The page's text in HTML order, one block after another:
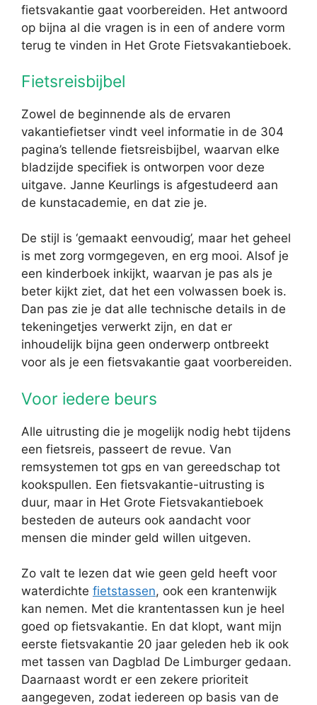
fietsvakantie gaat voorbereiden. Het antwoord
op bijna al die vragen is in een of andere vorm
terug te vinden in Het Grote Fietsvakantieboek.
Fietsreisbijbel
Zowel de beginnende als de ervaren
vakantiefietser vindt veel informatie in de 304
pagina’s tellende fietsreisbijbel, waarvan elke
bladzijde specifiek is ontworpen voor deze
uitgave. Janne Keurlings is afgestudeerd aan
de kunstacademie, en dat zie je.
De stijl is ‘gemaakt eenvoudig’, maar het geheel
is met zorg vormgegeven, en erg mooi. Alsof je
een kinderboek inkijkt, waarvan je pas als je
beter kijkt ziet, dat het een volwassen boek is.
Dan pas zie je dat alle technische details in de
tekeningetjes verwerkt zijn, en dat er
inhoudelijk bijna geen onderwerp ontbreekt
voor als je een fietsvakantie gaat voorbereiden.
Voor iedere beurs
Alle uitrusting die je mogelijk nodig hebt tijdens
een fietsreis, passeert de revue. Van
remsystemen tot gps en van gereedschap tot
kookspullen. Een fietsvakantie-uitrusting is
duur, maar in Het Grote Fietsvakantieboek
besteden de auteurs ook aandacht voor
mensen die minder geld willen uitgeven.
Zo valt te lezen dat wie geen geld heeft voor
waterdichte fietstassen, ook een krantenwijk
kan nemen. Met die krantentassen kun je heel
goed op fietsvakantie. En dat klopt, want mijn
eerste fietsvakantie 20 jaar geleden heb ik ook
met tassen van Dagblad De Limburger gedaan.
Daarnaast wordt er een zekere prioriteit
aangegeven, zodat iedereen op basis van de